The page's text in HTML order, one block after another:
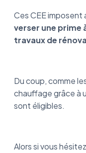
Ces CEE imposent
verser une prime
travaux de
Du coup, comme
chauffage grâce à
sont éligibles.
Alors si vous